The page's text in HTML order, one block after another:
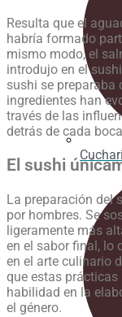
Resulta que el
habría formado
mismo modo, el
introdujo en el
sushi se preparaba
ingredientes han
través de las
detrás de cada
El sushi
La preparación del
por hombres. Se
ligeramente más
en el sabor final, lo
en el arte culinario
que estas
habilidad en la
el género.